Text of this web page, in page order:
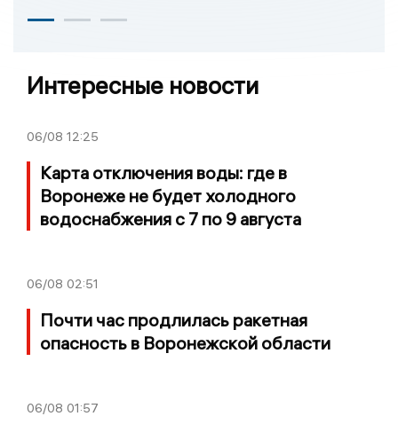
Интересные новости
06/08 12:25
Карта отключения воды: где в
Воронеже не будет холодного
водоснабжения с 7 по 9 августа
06/08 02:51
Почти час продлилась ракетная
опасность в Воронежской области
06/08 01:57